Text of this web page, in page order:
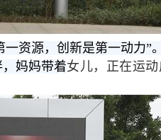
资源，创新是第一动力”
妈妈带着女儿，正在运